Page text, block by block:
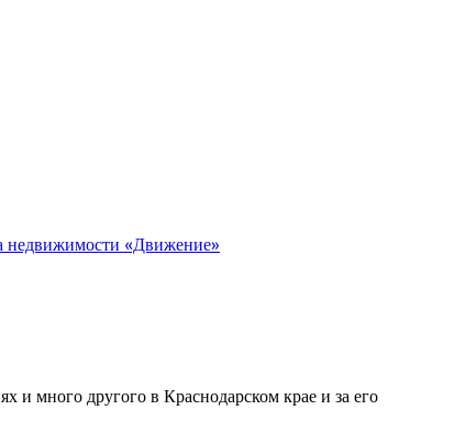
недвижимости «Движение»
много другого в Краснодарском крае и за его